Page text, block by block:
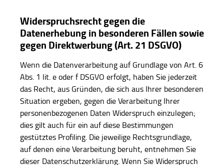
Widerspruchsrecht gegen die
Datenerhebung in besonderen Fällen sowie
gegen Direktwerbung (Art. 21 DSGVO)
Wenn die Datenverarbeitung auf Grundlage von Art. 6
Abs. 1 lit. e oder f DSGVO erfolgt, haben Sie jederzeit
das Recht, aus Gründen, die sich aus Ihrer besonderen
Situation ergeben, gegen die Verarbeitung Ihrer
personenbezogenen Daten Widerspruch einzulegen;
dies gilt auch für ein auf diese Bestimmungen
gestütztes Profiling. Die jeweilige Rechtsgrundlage,
auf denen eine Verarbeitung beruht, entnehmen Sie
dieser Datenschutzerklärung. Wenn Sie Widerspruch